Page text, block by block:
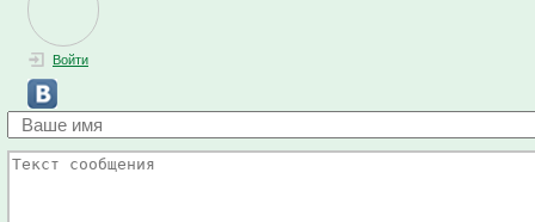
Войти